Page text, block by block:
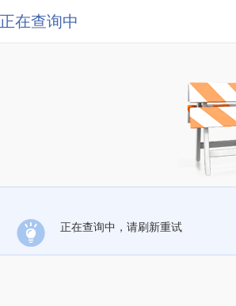
正在查询中
正在查询中，请刷新重试